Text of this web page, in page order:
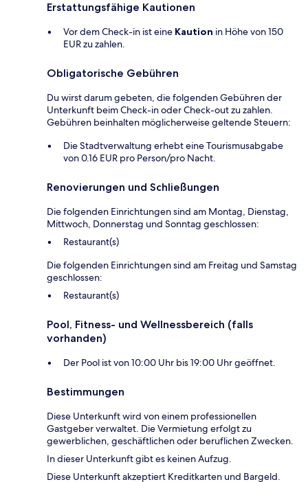
Erstattungsfähige Kautionen
Vor dem Check-in ist eine Kaution in Höhe von 150
EUR zu zahlen.
Obligatorische Gebühren
Du wirst darum gebeten, die folgenden Gebühren der
Unterkunft beim Check-in oder Check-out zu zahlen.
Gebühren beinhalten möglicherweise geltende Steuern:
Die Stadtverwaltung erhebt eine Tourismusabgabe
von 0.16 EUR pro Person/pro Nacht.
Renovierungen und Schließungen
Die folgenden Einrichtungen sind am Montag, Dienstag,
Mittwoch, Donnerstag und Sonntag geschlossen:
Restaurant(s)
Die folgenden Einrichtungen sind am Freitag und Samstag
geschlossen:
Restaurant(s)
Pool, Fitness- und Wellnessbereich (falls
vorhanden)
Der Pool ist von 10:00 Uhr bis 19:00 Uhr geöffnet.
Bestimmungen
Diese Unterkunft wird von einem professionellen
Gastgeber verwaltet. Die Vermietung erfolgt zu
gewerblichen, geschäftlichen oder beruflichen Zwecken.
In dieser Unterkunft gibt es keinen Aufzug.
Diese Unterkunft akzeptiert Kreditkarten und Bargeld.